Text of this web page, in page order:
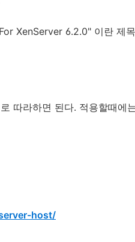
XenServer 6.2.0" 이란 제
따라하면 된다. 적용할때에
host/